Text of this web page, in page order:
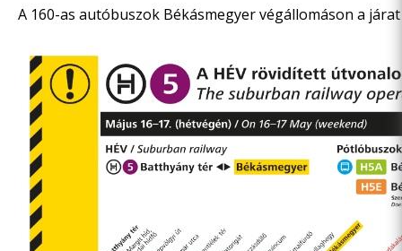
A 160-as autóbuszok Békásmegyer végállomáson a